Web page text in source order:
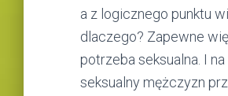
a z logicznego punktu
dlaczego? Zapewne
potrzeba seksualna. I
seksualny mężczyzn